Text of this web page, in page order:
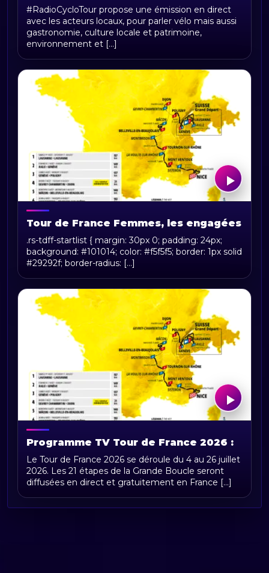
RadioCycloTour, le direct
#RadioCycloTour propose une émission en direct
avec les acteurs locaux, pour parler vélo mais aussi
gastronomie, culture locale et patrimoine,
environnement et [...]
Tour de France Femmes, les engagées
.rs-tdff-startlist { margin: 30px 0; padding: 24px;
background: #101014; color: #f5f5f5; border: 1px solid
#29292f; border-radius: [...]
Programme TV Tour de France 2026 :
horaires, chaînes et diffusion en direct
Le Tour de France 2026 se déroule du 4 au 26 juillet
2026. Les 21 étapes de la Grande Boucle seront
diffusées en direct et gratuitement en France [...]